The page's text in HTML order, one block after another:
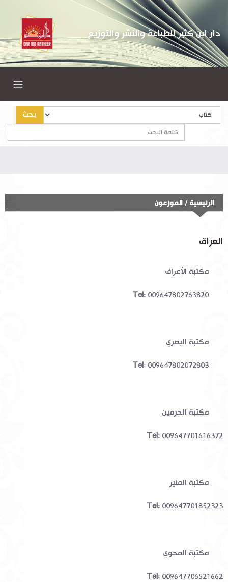
دار ابن كثير للطباعة والنشر والتوزيع
بحث
الرئيسية / الموزعون
العراق
مكتبة الأعراف
Tel: 009647802763820
مكتبة البصري
Tel: 009647802072803
مكتبة الحرمين
Tel: 009647701616372
مكتبة المنير
Tel: 009647701852323
مكتبة المحوي
Tel: 009647706521662